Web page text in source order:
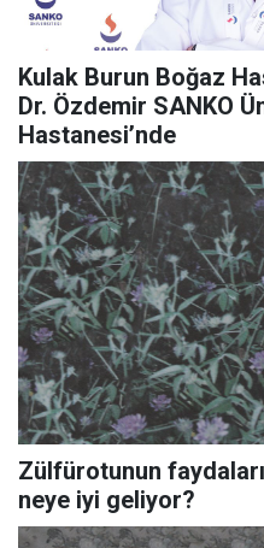
Kulak Burun Boğaz
Dr. Özdemir SANKO
Hastanesi’nde
Zülfürotunun
neye iyi geliyor?